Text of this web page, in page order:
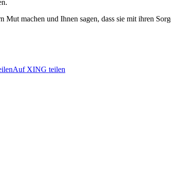
Mut machen und Ihnen sagen, dass sie mit ihren
Auf XING teilen